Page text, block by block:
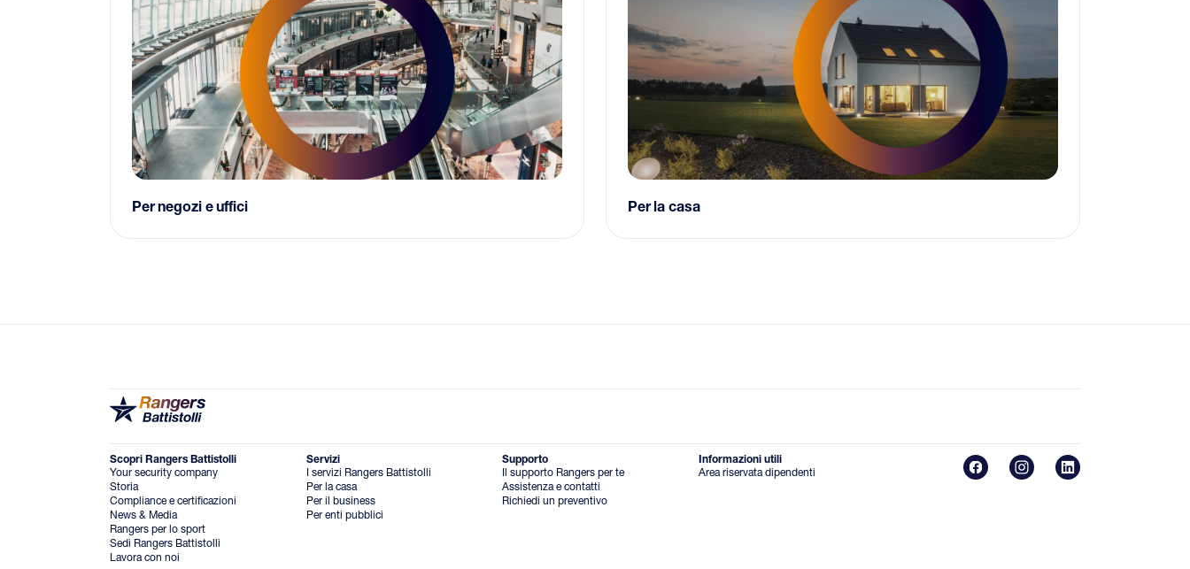
Per negozi e uffici Per la casa
Scopri Rangers Battistolli
Your security company
Storia
Compliance e certificazioni
News & Media
Rangers per lo sport
Sedi Rangers Battistolli
Lavora con noi
Informazioni utili
Area riservata dipendenti
Supporto
Il supporto Rangers per te
Assistenza e contatti
Richiedi un preventivo
Servizi
I servizi Rangers Battistolli
Per la casa
Per il business
Per enti pubblici